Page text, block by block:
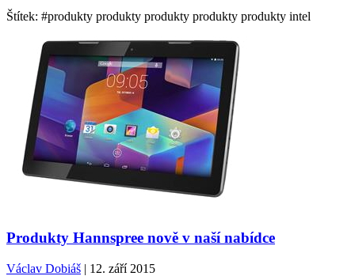
Štítek: #produkty produkty produkty produkty produkty intel
Produkty Hannspree nově v naší nabídce
Václav Dobiáš | 12. září 2015